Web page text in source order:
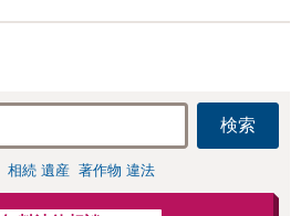
しい地域の皆さまも、
休日対応可】
検索
相続 遺産 著作物 違法